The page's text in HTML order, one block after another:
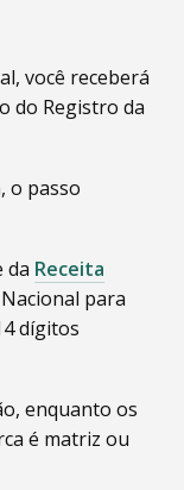
você receberá
do Registro da
o passo
da Receita
Nacional para
dígitos
enquanto os
é matriz ou